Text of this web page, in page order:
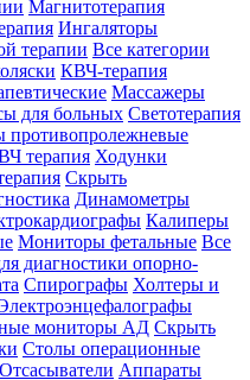
Магнитотерапия
Ингаляторы
терапии Все категории
КВЧ-терапия
Массажеры
для больных Светотерапия
противопролежневые
терапия Ходунки
Скрыть
Динамометры
Калиперы
Мониторы фетальные Все
диагностики опорно-
Спирографы Холтеры и
мониторы АД Скрыть
Столы операционные
Отсасыватели Аппараты